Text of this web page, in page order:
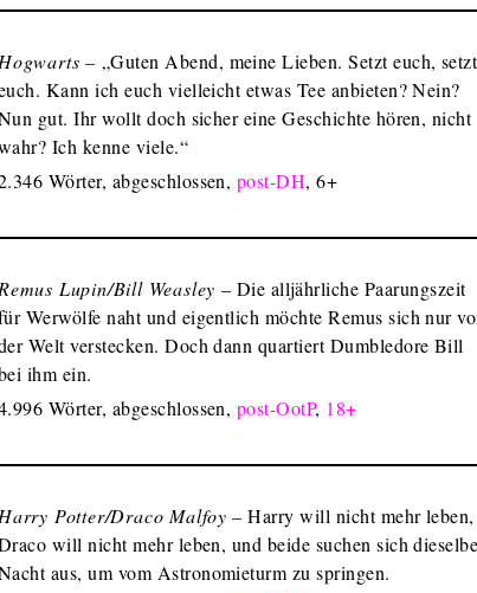
Hogwarts – „Guten Abend, meine Lieben. Setzt euch, setzt
Kann ich euch vielleicht etwas Tee anbieten? Nein?
gut. Ihr wollt doch sicher eine Geschichte hören, nicht
Ich kenne viele.“
Wörter, abgeschlossen, post-DH, 6+
Remus Lupin/Bill Weasley – Die alljährliche Paarungszeit
Werwölfe naht und eigentlich möchte Remus sich nur
Welt verstecken. Doch dann quartiert Dumbledore Bill
ihm ein.
Wörter, abgeschlossen, post-OotP, 18+
Harry Potter/Draco Malfoy – Harry will nicht mehr leben,
will nicht mehr leben, und beide suchen sich dieselbe
aus, um vom Astronomieturm zu springen.